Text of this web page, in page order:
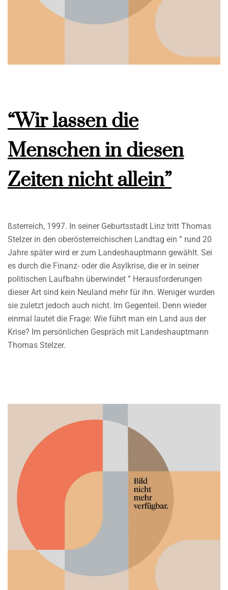
“Wir lassen die
Menschen in diesen
Zeiten nicht allein”
ßsterreich, 1997. In seiner Geburtsstadt Linz tritt Thomas
Stelzer in den oberösterreichischen Landtag ein ” rund 20
Jahre später wird er zum Landeshauptmann gewählt. Sei
es durch die Finanz- oder die Asylkrise, die er in seiner
politischen Laufbahn überwindet ” Herausforderungen
dieser Art sind kein Neuland mehr für ihn. Weniger wurden
sie zuletzt jedoch auch nicht. Im Gegenteil. Denn wieder
einmal lautet die Frage: Wie führt man ein Land aus der
Krise? Im persönlichen Gespräch mit Landeshauptmann
Thomas Stelzer.